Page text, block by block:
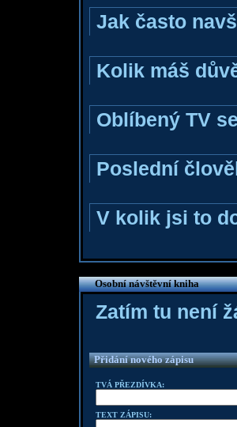
Jak často
Kolik máš
Oblíbený TV
Poslední
V kolik jsi to
Osobní návštěvní kniha
Zatím tu není
Přidání nového zápisu
TVÁ PŘEZDÍVKA:
TEXT ZÁPISU: